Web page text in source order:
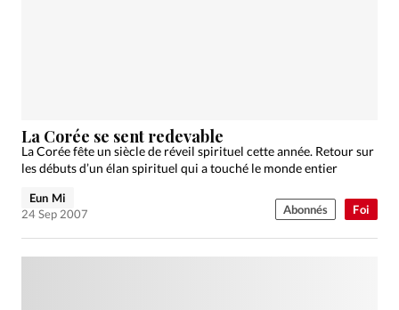
Foi
La Corée se sent redevable
La Corée fête un siècle de réveil spirituel cette année. Retour sur
les débuts d’un élan spirituel qui a touché le monde entier
Eun Mi
24 Sep 2007
Abonnés